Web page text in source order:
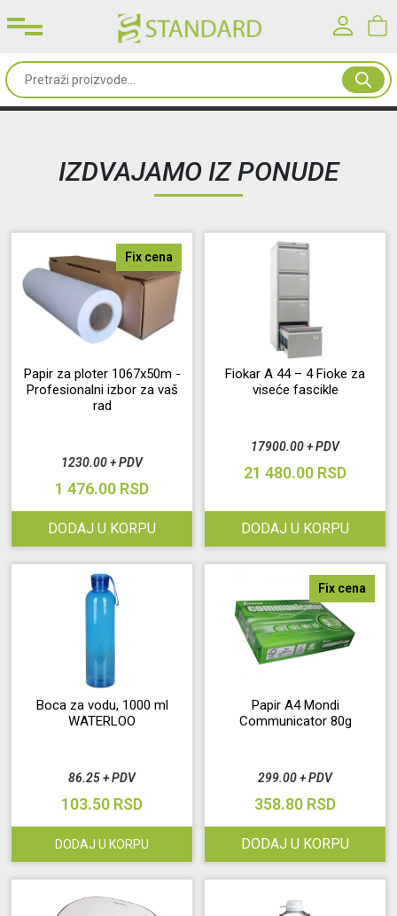
Sve
od
Kancelarijski
&
mašine
&
nameštaj
Akcija
Prijava
Registracija
Korisničko ime*
Lozinka*
Registracija Zaboravljena lozinka?
IZDVAJAMO IZ PONUDE
Papir za ploter 1067x50m -
Profesionalni izbor za vaš
rad
Fix cena
1230.00 + PDV
1 476.00 RSD
DODAJ U KORPU
Fiokar A 44 – 4 Fioke za
viseće fascikle
17900.00 + PDV
21 480.00 RSD
DODAJ U KORPU
Boca za vodu, 1000 ml
WATERLOO
86.25 + PDV
103.50 RSD
DODAJ U KORPU
Papir A4 Mondi
Communicator 80g
Fix cena
299.00 + PDV
358.80 RSD
DODAJ U KORPU